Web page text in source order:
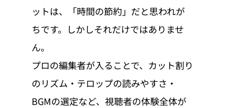
ットは、「時間の節約」だと思われが
ちです。しかしそれだけではありませ
ん。
プロの編集者が入ることで、カット割り
のリズム・テロップの読みやすさ・
BGMの選定など、視聴者の体験全体が